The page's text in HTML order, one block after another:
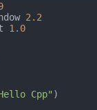
2.2
1.0
Cpp" )